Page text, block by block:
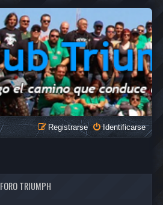
Identificarse
Registrarse
FORO TRIUMPH